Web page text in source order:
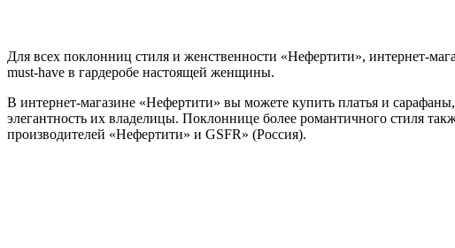
Для всех поклонниц стиля и женственности «Нефертити», интернет-
must-have в гардеробе настоящей женщины.
В интернет-магазине «Нефертити» вы можете купить платья и
элегантность их владелицы. Поклоннице более романтичного стиля
производителей «Нефертити» и GSFR» (Россия).